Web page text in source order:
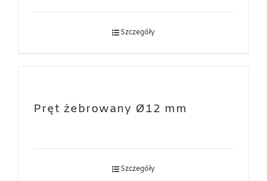
Szczegóły
Pręt żebrowany Ø12 mm
Szczegóły